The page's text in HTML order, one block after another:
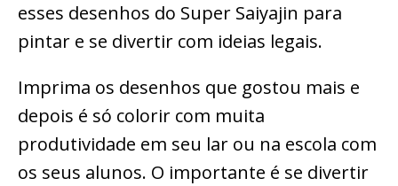
esses desenhos do Super Saiyajin para
pintar e se divertir com ideias legais.
Imprima os desenhos que gostou mais e
depois é só colorir com muita
produtividade em seu lar ou na escola com
os seus alunos. O importante é se divertir